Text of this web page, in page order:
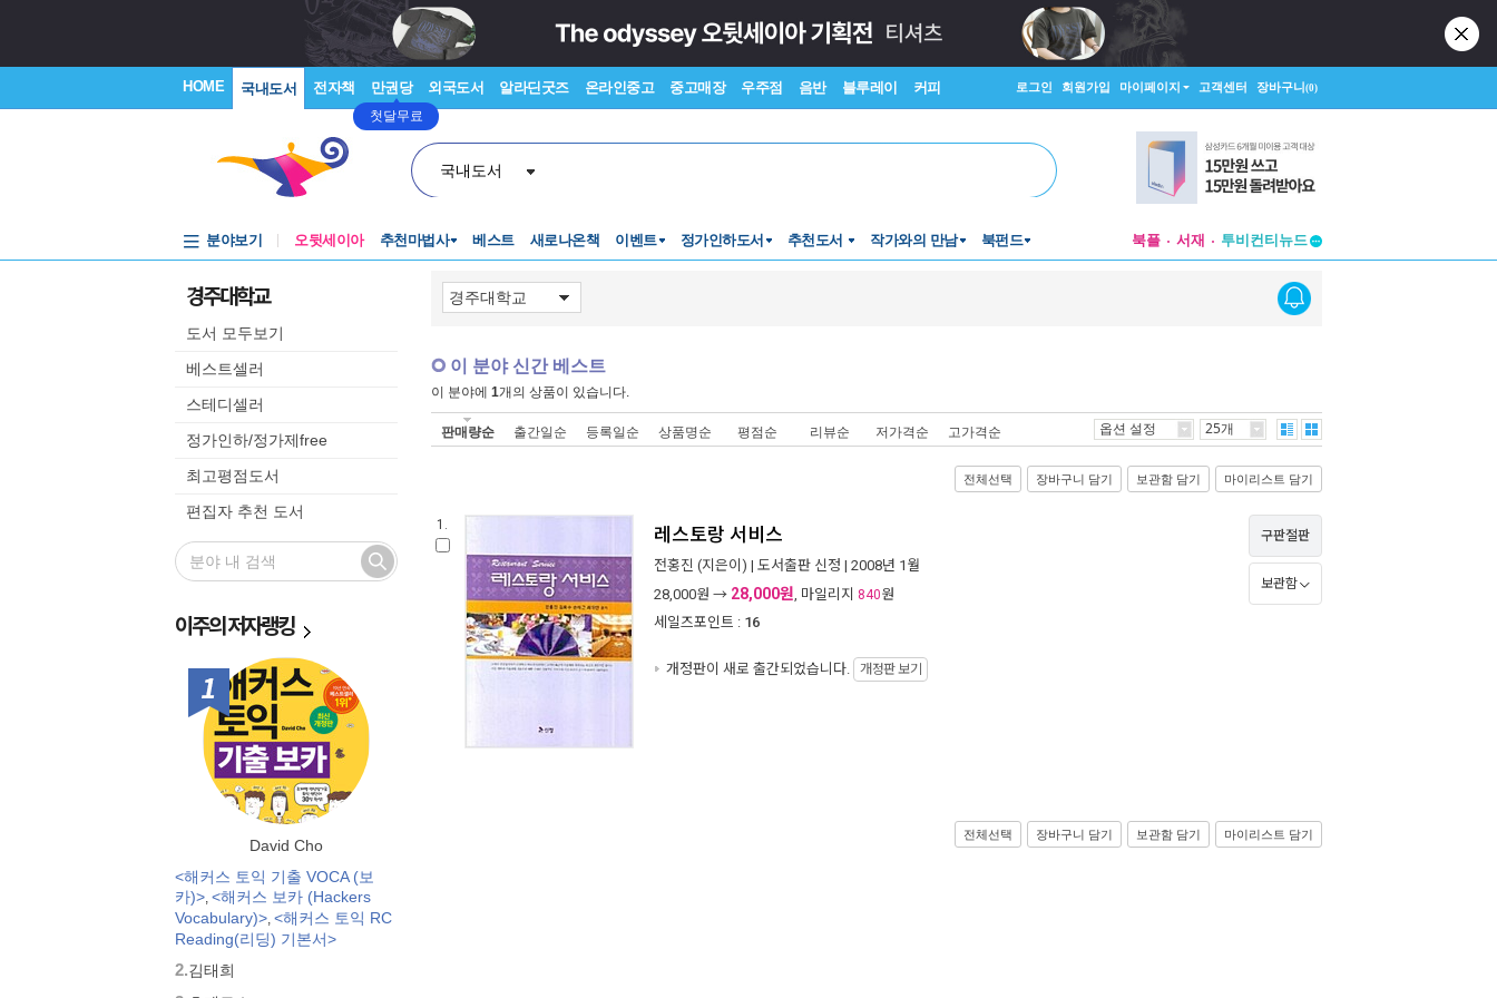
HOME 국내도서 전자책 만권당
첫달무료
외국도서 알라딘굿즈 온라인중고 중고매장 우주점 음반 블루레이 커피 로그인 회원가입 마이페이지 고객센터 장바구니(0)
국내도서
분야보기 오뒷세이아 추천마법사 베스트 새로나온책 이벤트 정가인하도서 추천도서 작가와의 만남 북펀드 북플 서재
투비컨티뉴드
투비컨티뉴드
경주대학교
도서 모두보기
베스트셀러
스테디셀러
정가인하/정가제free
최고평점도서
편집자 추천 도서
이주의저자랭킹
1위
David Cho
<해커스 토익 기출 VOCA (보
카)>, <해커스 보카 (Hackers
Vocabulary)>, <해커스 토익 RC
Reading(리딩) 기본서>
2.김태희
이 분야 신간 베스트
이 분야에 1개의 상품이 있습니다.
판매량순 출간일순 등록일순 상품명순 평점순 리뷰순 저가격순 고가격순 옵션 설정 25개
전체선택 장바구니 담기 보관함 담기 마이리스트 담기
1. 레스토랑 서비스
전홍진 (지은이) | 도서출판 신정 | 2008년 1월
28,000원 → 28,000원, 마일리지 840원
세일즈포인트 : 16
개정판이 새로 출간되었습니다. 개정판 보기
구판절판
보관함
전체선택 장바구니 담기 보관함 담기 마이리스트 담기